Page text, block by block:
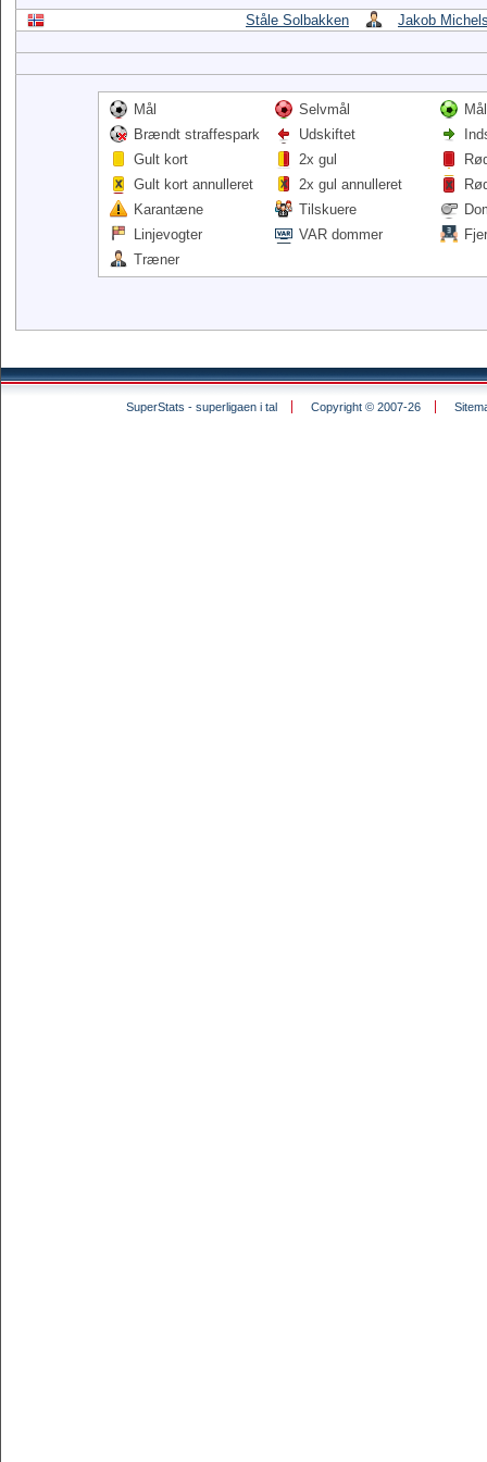
Ståle Solbakken Jakob
Mål Selvmål
Brændt straffespark
Udskiftet
Gult kort
2x gul
Gult kort annulleret
2x gul annulleret
Karantæne
Tilskuere
Linjevogter
VAR dommer
Træner
SuperStats - superligaen i tal Copyright © 2007-26